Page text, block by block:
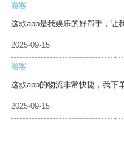
游客
这款app是我娱乐的好帮手，让
2025-09-15
游客
这款app的物流非常快捷，我下
2025-09-15